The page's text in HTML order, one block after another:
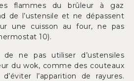
flammes du brûleur à gaz
de l’ustensile et ne dépassent
une cuisson au four, ne pas
10).
ne pas utiliser d’ustensiles
du wok, comme des couteaux
l’apparition de rayures.